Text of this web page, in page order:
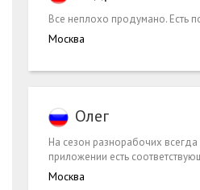
Все неплохо продумано. Есть
Москва
Олег
На сезон разнорабочих
приложении есть
Москва